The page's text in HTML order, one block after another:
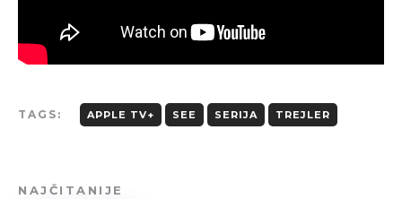
TAGS: APPLE TV+ SEE SERIJA TREJLER
NAJČITANIJE